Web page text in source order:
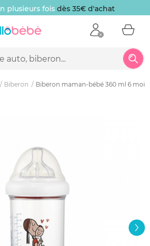
plusieurs fois dès 35€ d'achat
Biberon Biberon maman-bébé 360 ml 6